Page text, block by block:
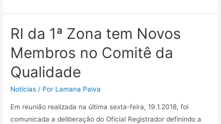
RI da 1ª Zona tem Novos
Membros no Comitê da
Qualidade
Notícias / Por Lamana Paiva
Em reunião realizada na última sexta-feira, 19.1.2018, foi
comunicada a deliberação do Oficial Registrador definindo a